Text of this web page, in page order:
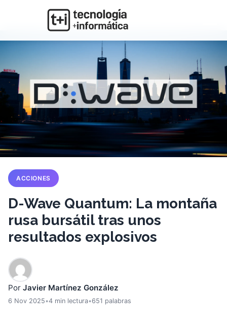
ACCIONES
D-Wave Quantum: La montaña
rusa bursátil tras unos
resultados explosivos
Por Javier Martínez González
6 Nov 2025•4 min lectura•651 palabras